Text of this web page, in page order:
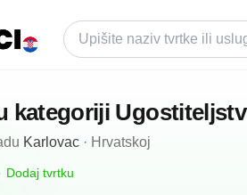
kategoriji
Karlovac · Hrvatskoj
· Dodaj tvrtku